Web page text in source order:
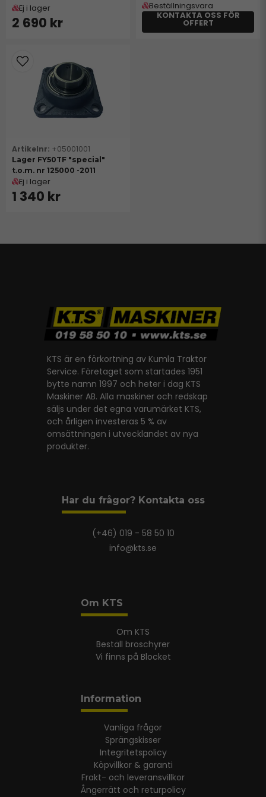
Ej i lager
2 690 kr
Beställningsvara
KONTAKTA OSS FÖR
OFFERT
+05001001
Lager FY50TF "special"
t.o.m. nr 125000 -2011
Ej i lager
1 340 kr
KTS är en förkortning av Kumla Traktor
Service. Företaget som startades 1951
bytte namn 1997 och heter i dag KTS
Maskiner AB. Alla maskiner och redskap
säljs under det egna varumärket KTS,
och årligen investeras 5 % av
omsättningen i utvecklandet av nya
produkter.
Har du frågor? Kontakta oss
(+46) 019 - 58 50 10
info@kts.se
Om KTS
Om KTS
Beställ broschyrer
Vi finns på Blocket
Information
Vanliga frågor
Sprängskisser
Integritetspolicy
Köpvillkor & garanti
Frakt- och leveransvillkor
Ångerrätt och returpolicy